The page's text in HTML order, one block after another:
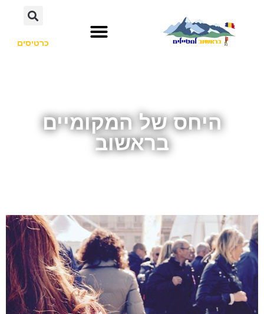
כרטיסים
היחס של המקומיים
בראשוב